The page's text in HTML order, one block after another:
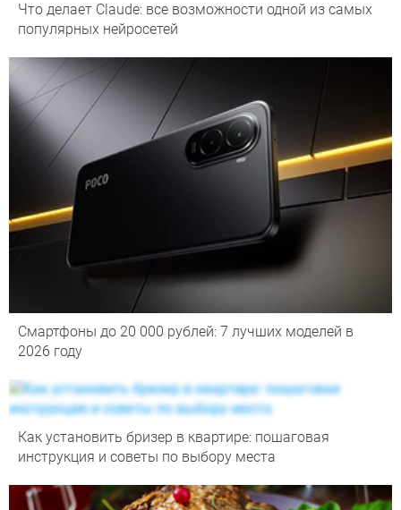
Что делает Сlaude: все возможности одной из самых
популярных нейросетей
Смартфоны до 20 000 рублей: 7 лучших моделей в
2026 году
Как установить бризер в квартире: пошаговая
инструкция и советы по выбору места